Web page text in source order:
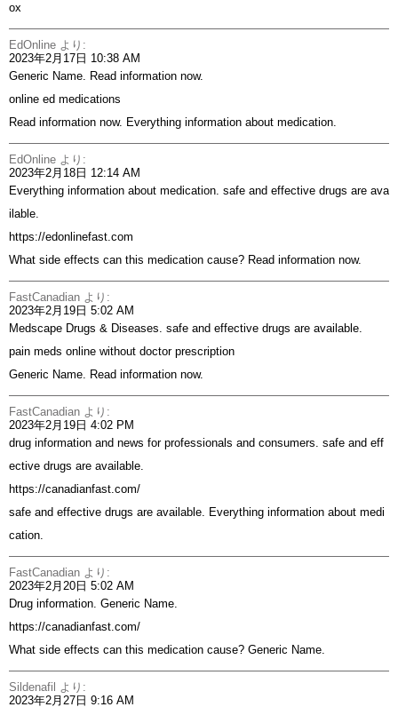
ox
EdOnline より:
2023年2月17日 10:38 AM
Generic Name. Read information now.
online ed medications
Read information now. Everything information about medication.
EdOnline より:
2023年2月18日 12:14 AM
Everything information about medication. safe and effective drugs are ava
ilable.
https://edonlinefast.com
What side effects can this medication cause? Read information now.
FastCanadian より:
2023年2月19日 5:02 AM
Medscape Drugs & Diseases. safe and effective drugs are available.
pain meds online without doctor prescription
Generic Name. Read information now.
FastCanadian より:
2023年2月19日 4:02 PM
drug information and news for professionals and consumers. safe and eff
ective drugs are available.
https://canadianfast.com/
safe and effective drugs are available. Everything information about medi
cation.
FastCanadian より:
2023年2月20日 5:02 AM
Drug information. Generic Name.
https://canadianfast.com/
What side effects can this medication cause? Generic Name.
Sildenafil より:
2023年2月27日 9:16 AM